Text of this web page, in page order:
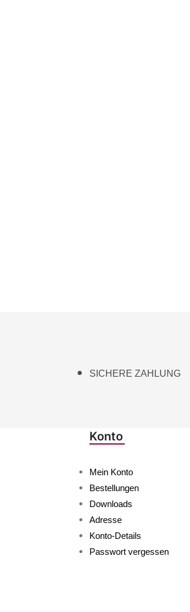
SICHERE ZAHLUNG
Konto
Mein Konto
Bestellungen
Downloads
Adresse
Konto-Details
Passwort vergessen